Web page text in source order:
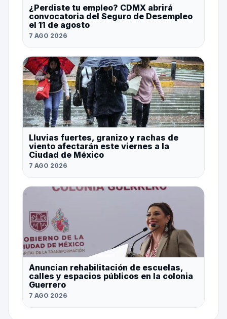
¿Perdiste tu empleo? CDMX abrirá
convocatoria del Seguro de Desempleo
el 11 de agosto
7 AGO 2026
Lluvias fuertes, granizo y rachas de
viento afectarán este viernes a la
Ciudad de México
7 AGO 2026
Anuncian rehabilitación de escuelas,
calles y espacios públicos en la colonia
Guerrero
7 AGO 2026